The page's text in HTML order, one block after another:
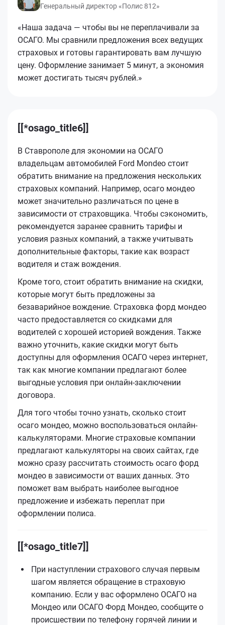
Генеральный директор «Полис 812»
«Наша задача — чтобы вы не переплачивали за
ОСАГО. Мы сравнили предложения всех ведущих
страховых и готовы гарантировать вам лучшую
цену. Оформление занимает 5 минут, а экономия
может достигать тысяч рублей.»
[[*osago_title6]]
В Ставрополе для экономии на ОСАГО
владельцам автомобилей Ford Mondeo стоит
обратить внимание на предложения нескольких
страховых компаний. Например, осаго мондео
может значительно различаться по цене в
зависимости от страховщика. Чтобы сэкономить,
рекомендуется заранее сравнить тарифы и
условия разных компаний, а также учитывать
дополнительные факторы, такие как возраст
водителя и стаж вождения.
Кроме того, стоит обратить внимание на скидки,
которые могут быть предложены за
безаварийное вождение. Страховка форд мондео
часто предоставляется со скидками для
водителей с хорошей историей вождения. Также
важно уточнить, какие скидки могут быть
доступны для оформления ОСАГО через интернет,
так как многие компании предлагают более
выгодные условия при онлайн-заключении
договора.
Для того чтобы точно узнать, сколько стоит
осаго мондео, можно воспользоваться онлайн-
калькуляторами. Многие страховые компании
предлагают калькуляторы на своих сайтах, где
можно сразу рассчитать стоимость осаго форд
мондео в зависимости от ваших данных. Это
поможет вам выбрать наиболее выгодное
предложение и избежать переплат при
оформлении полиса.
[[*osago_title7]]
При наступлении страхового случая первым
шагом является обращение в страховую
компанию. Если у вас оформлено ОСАГО на
Мондео или ОСАГО Форд Мондео, сообщите о
происшествии по телефону горячей линии и